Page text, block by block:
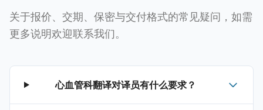
关于报价、交期、保密与交付格式的常见疑问，如需
更多说明欢迎联系我们。
心血管科翻译对译员有什么要求？